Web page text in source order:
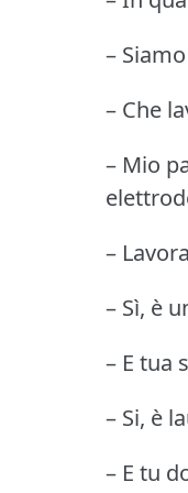
–
– Che
– Mio
–
– Sì, è
– E tua
– Si, è
– E tu